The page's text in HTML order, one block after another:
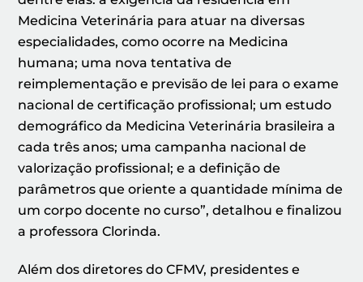
Medicina Veterinária para atuar na diversas
especialidades, como ocorre na Medicina
humana; uma nova tentativa de
reimplementação e previsão de lei para o exame
nacional de certificação profissional; um estudo
demográfico da Medicina Veterinária brasileira a
cada três anos; uma campanha nacional de
valorização profissional; e a definição de
parâmetros que oriente a quantidade mínima de
um corpo docente no curso”, detalhou e finalizou
a professora Clorinda.
Além dos diretores do CFMV, presidentes e